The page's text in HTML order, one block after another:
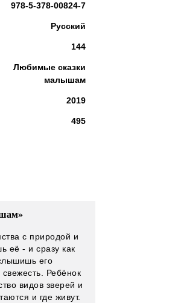
978-5-378-00824-7
Русский
144
Любимые сказки
малышам
2019
495
с природой и
её - и сразу как
его
Ребёнок
видов зверей и
и где живут.